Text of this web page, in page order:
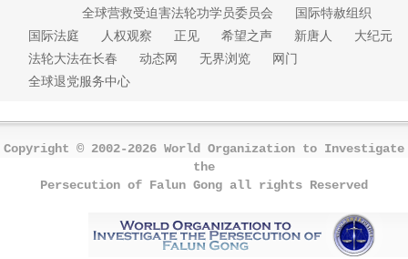
全球营救受迫害法轮功学员委员会
国际特赦组织
国际法庭
人权观察 正见 希望之声 新唐人
大纪元
法轮大法在长春
动态网 无界浏览
网门
全球退党服务中心
Copyright © 2002-2026 World Organization to Investigate
the
Persecution of Falun Gong all rights Reserved